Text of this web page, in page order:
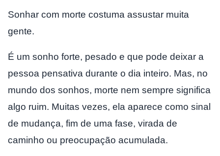
Sonhar com morte costuma assustar muita
gente.
É um sonho forte, pesado e que pode deixar a
pessoa pensativa durante o dia inteiro. Mas, no
mundo dos sonhos, morte nem sempre significa
algo ruim. Muitas vezes, ela aparece como sinal
de mudança, fim de uma fase, virada de
caminho ou preocupação acumulada.